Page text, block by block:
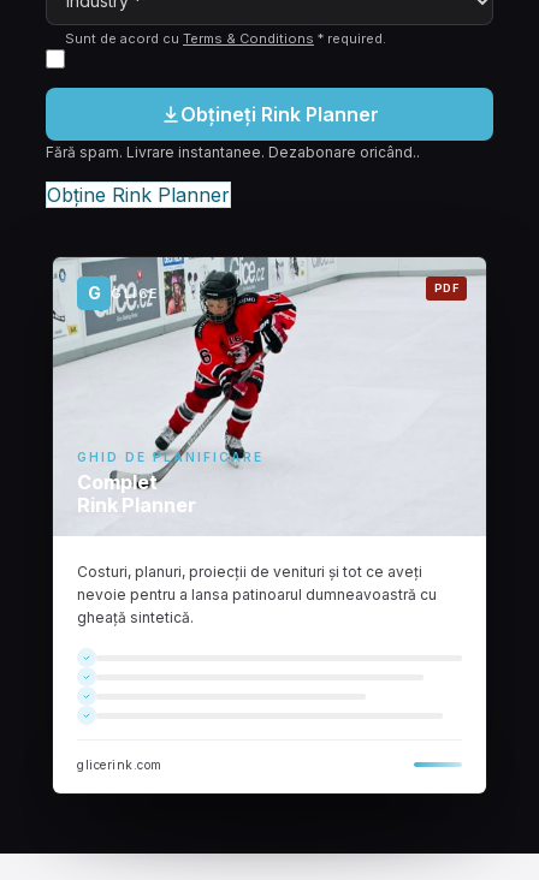
Sunt de acord cu Terms & Conditions * required.
Obțineți Rink Planner
Fără spam. Livrare instantanee. Dezabonare oricând..
Obține Rink Planner
G GLICE
GHID DE PLANIFICARE
Complet
Rink Planner
PDF
Costuri, planuri, proiecții de venituri și tot ce aveți
nevoie pentru a lansa patinoarul dumneavoastră cu
gheață sintetică.
glicerink.com